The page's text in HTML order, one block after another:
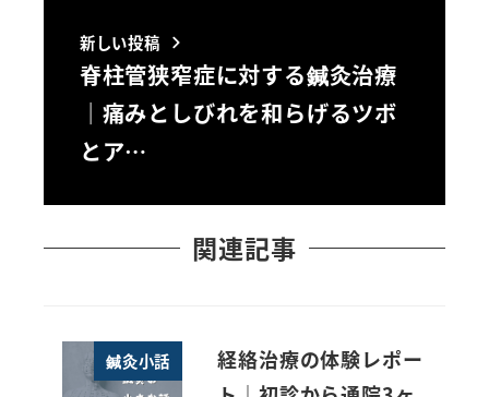
新しい投稿
脊柱管狭窄症に対する鍼灸治療
｜痛みとしびれを和らげるツボ
とア…
関連記事
鍼灸小話
経絡治療の体験レポー